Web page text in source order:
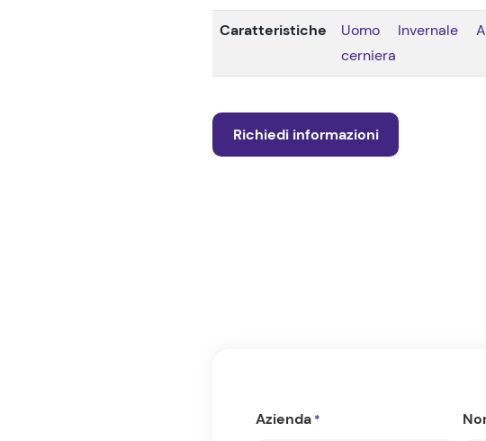
Caratteristiche Uomo Invernale
cerniera
Richiedi informazioni
Azienda *